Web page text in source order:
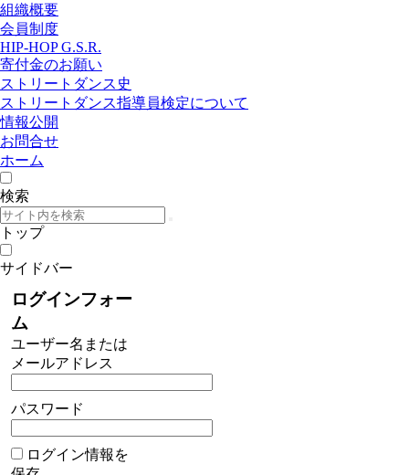
組織概要
会員制度
HIP-HOP G.S.R.
寄付金のお願い
ストリートダンス史
ストリートダンス指導員検定について
情報公開
お問合せ
ホーム
検索
トップ
サイドバー
ログインフォー
ム
ユーザー名または
メールアドレス
パスワード
ログイン情報を